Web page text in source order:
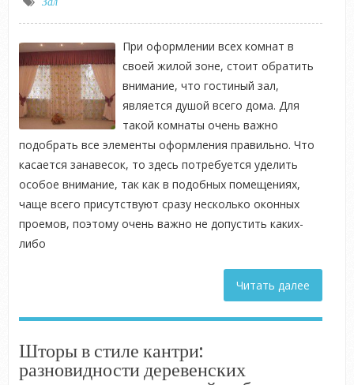
При оформлении всех комнат в
своей жилой зоне, стоит обратить
внимание, что гостиный зал,
является душой всего дома. Для
такой комнаты очень важно
подобрать все элементы оформления правильно. Что
касается занавесок, то здесь потребуется уделить
особое внимание, так как в подобных помещениях,
чаще всего присутствуют сразу несколько оконных
проемов, поэтому очень важно не допустить каких-
либо
Читать далее
Шторы в стиле кантри:
разновидности деревенских